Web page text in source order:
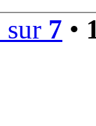
sur 7 •